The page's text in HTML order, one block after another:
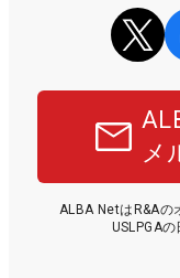
メ
ALBA NetはR&Aの
USLPGA